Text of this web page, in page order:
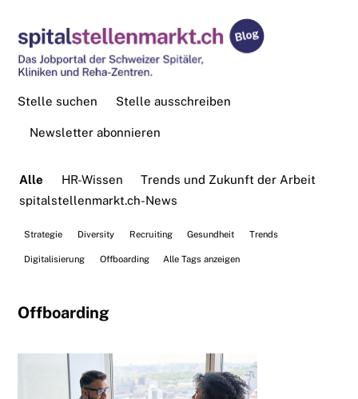
Stelle ausschreiben
Stelle suchen
Newsletter abonnieren
Alle HR-Wissen
Trends und Zukunft der Arbeit
spitalstellenmarkt.ch-News
Strategie Diversity Recruiting Gesundheit Trends
Digitalisierung Offboarding Alle Tags anzeigen
Offboarding